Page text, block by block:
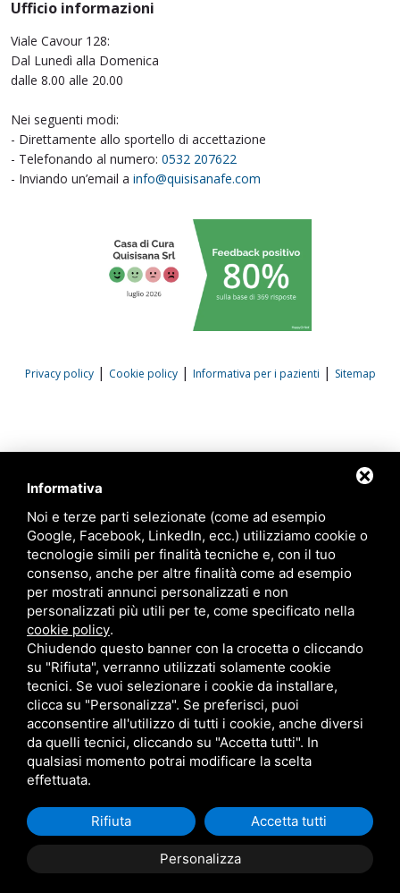
Ufficio informazioni
Viale Cavour 128:
Dal Lunedì alla Domenica
dalle 8.00 alle 20.00
Nei seguenti modi:
- Direttamente allo sportello di accettazione
- Telefonando al numero: 0532 207622
- Inviando un’email a info@quisisanafe.com
Privacy policy| Cookie policy| Informativa per i pazienti | Sitemap
Questo sito è protetto da Google reCAPTCHA v3, Privacy Policy
Informativa
Noi e terze parti selezionate (come ad esempio
Google, Facebook, LinkedIn, ecc.) utilizziamo cookie o
tecnologie simili per finalità tecniche e, con il tuo
consenso, anche per altre finalità come ad esempio
per mostrati annunci personalizzati e non
personalizzati più utili per te, come specificato nella
cookie policy.
Chiudendo questo banner con la crocetta o cliccando
su "Rifiuta", verranno utilizzati solamente cookie
tecnici. Se vuoi selezionare i cookie da installare,
clicca su "Personalizza". Se preferisci, puoi
acconsentire all'utilizzo di tutti i cookie, anche diversi
da quelli tecnici, cliccando su "Accetta tutti". In
qualsiasi momento potrai modificare la scelta
effettuata.
Personalizza
Rifiuta Accetta tutti